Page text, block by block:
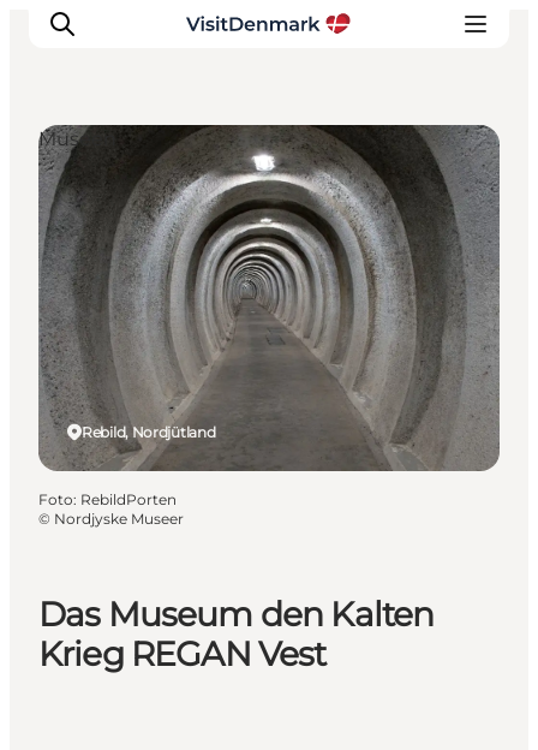
Inspiration
Regionen
Erlebnisse
Unterkünfte
Reiseplanung
Das Museum den Kalten
Krieg REGAN Vest
Rebild, Nordjütland
Museen
Foto: RebildPorten
© Nordjyske Museer